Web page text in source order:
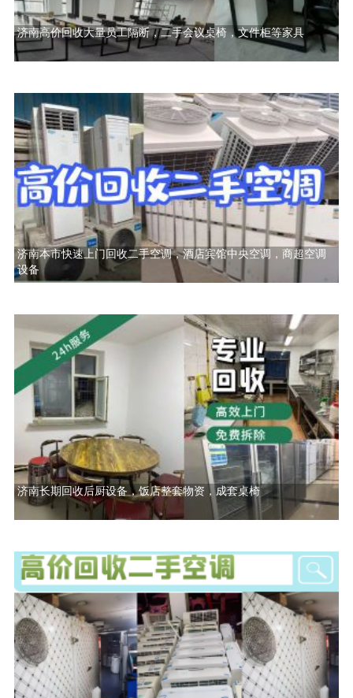
济南高价回收大量员工隔断，二手会议桌椅，文件柜等家具
济南本市快速上门回收二手空调，酒店宾馆中央空调，商超空调
设备
济南长期回收后厨设备，饭店整套物资，成套桌椅